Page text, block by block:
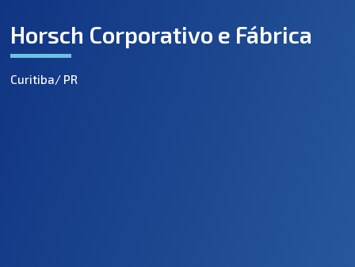
Horsch Corporativo e Fábrica
Curitiba/ PR